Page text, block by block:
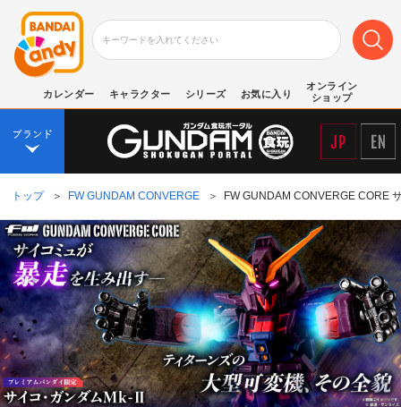
カレンダー キャラクター シリーズ お気に入り
オンライン
ショップ
トップ ＞ FW GUNDAM CONVERGE ＞ FW GUNDAM CONVERGE CORE